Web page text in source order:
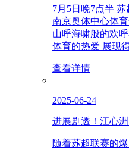
7月5日晚7点半
南京奥体中心体
山呼海啸般的欢
体育的热爱 展现
查看详情
2025-06-24
进展剧透！江心
随着苏超联赛的